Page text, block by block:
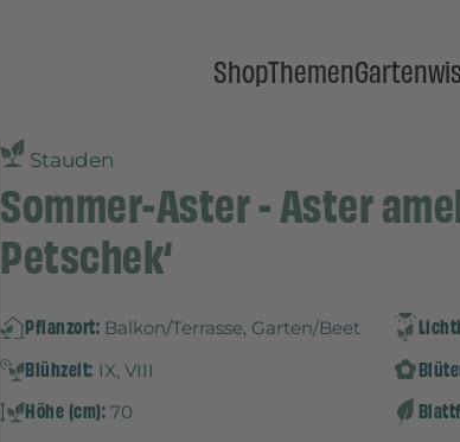
ShopThemen
Stauden
Sommer-Aster - Aster
Petschek‘
Pflanzort: Balkon/Terrasse, Garten/Beet
Blühzeit: IX, VIII
Höhe (cm): 70